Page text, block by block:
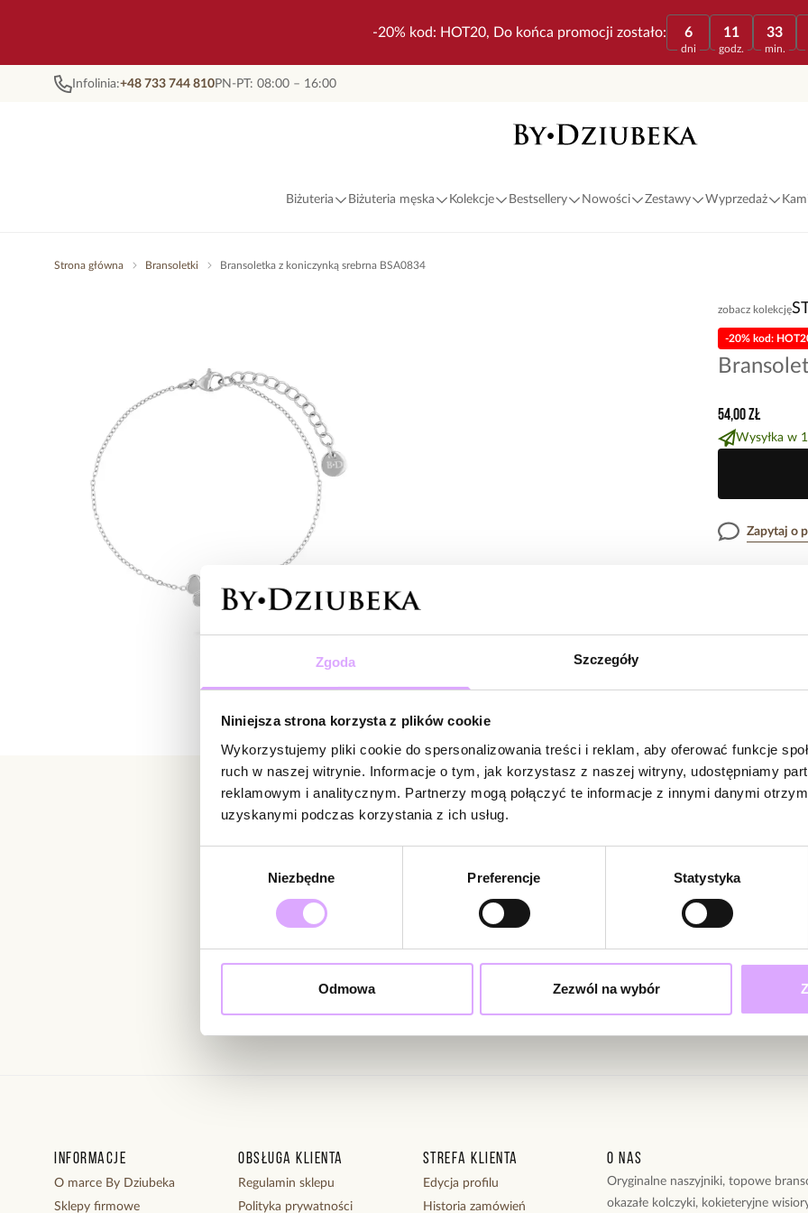
Zgoda Szczegóły
Niniejsza strona korzysta z plików cookie
Wykorzystujemy pliki cookie do spersonalizowania treści i reklam, aby oferować funkcje
ruch w naszej witrynie. Informacje o tym, jak korzystasz z naszej witryny, udostępniamy
reklamowym i analitycznym. Partnerzy mogą połączyć te informacje z innymi danymi
uzyskanymi podczas korzystania z ich usług.
Niezbędne Preferencje Statystyka
Odmowa Zezwól na wybór
-20% kod: HOT20, Do końca promocji zostało: 6
dni
11
godz.
33
min.
Infolinia:+48 733 744 810PN-PT: 08:00 – 16:00
Biżuteria Biżuteria męska Kolekcje Bestsellery Nowości Zestawy Wyprzedaż
Strona główna Bransoletki Bransoletka z koniczynką srebrna BSA0834
zobacz kolekcję
-20% kod:
54,00 zł
Wysyłka w
Zapytaj o
Kolor surowca:
Zobacz inne
Brak opinii
Jeszcze
Bądź
Newsletter
Bądź na bieżąco z nowościami i promocjami!
Informacje
O marce By Dziubeka
Sklepy firmowe
Obsługa klienta
Regulamin sklepu
Polityka prywatności
Strefa klienta
Edycja profilu
Historia zamówień
O nas
Oryginalne naszyjniki, topowe
okazałe kolczyki, kokieteryjne